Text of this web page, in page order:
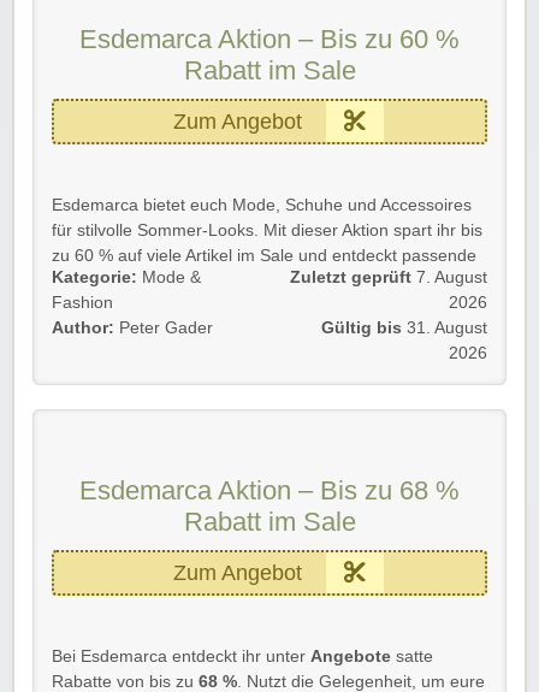
Esdemarca Aktion – Bis zu 60 %
Rabatt im Sale
Zum Angebot
Esdemarca bietet euch Mode, Schuhe und Accessoires
für stilvolle Sommer-Looks. Mit dieser Aktion spart ihr bis
zu 60 % auf viele Artikel im Sale und entdeckt passende
Favoriten für eure Garderobe.
Details 💡
🏷️ Gilt auf reduzierte Artikel im Sale
Diese Aktion 🐼 gilt für Neu- und Bestandskunden.
➡️ Einfach unserem Link folgen und kräftig profitieren!
Kategorie: Mode &
Fashion
Author: Peter Gader
Zuletzt geprüft 7. August
2026
Gültig bis 31. August
2026
Esdemarca Aktion – Bis zu 68 %
Rabatt im Sale
Zum Angebot
Bei Esdemarca entdeckt ihr unter Angebote satte
Rabatte von bis zu 68 % . Nutzt die Gelegenheit, um eure